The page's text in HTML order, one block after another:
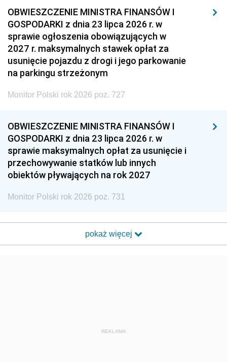
OBWIESZCZENIE MINISTRA FINANSÓW I
GOSPODARKI z dnia 23 lipca 2026 r. w
sprawie ogłoszenia obowiązujących w
2027 r. maksymalnych stawek opłat za
usunięcie pojazdu z drogi i jego parkowanie
na parkingu strzeżonym
Monitor Polski rok 2026 poz. 727
OBWIESZCZENIE MINISTRA FINANSÓW I
GOSPODARKI z dnia 23 lipca 2026 r. w
sprawie maksymalnych opłat za usunięcie i
przechowywanie statków lub innych
obiektów pływających na rok 2027
Monitor Polski rok 2026 poz. 731
pokaż więcej
REKLAMA